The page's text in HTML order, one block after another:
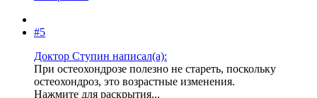
#5
Доктор Ступин написал(а):
При остеохондрозе полезно не стареть, поскольку
остеохондроз, это возрастные изменения.
Нажмите для раскрытия...